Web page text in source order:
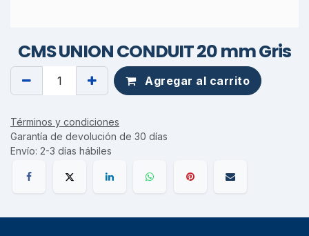
CMS UNION CONDUIT 20 mm Gris
Agregar al carrito
Términos y condiciones
Garantía de devolución de 30 días
Envío: 2-3 días hábiles